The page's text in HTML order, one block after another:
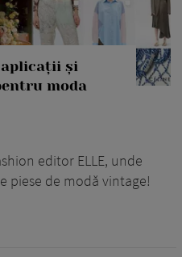
aplicații și
moda
editor ELLE, unde
piese de modă vintage!